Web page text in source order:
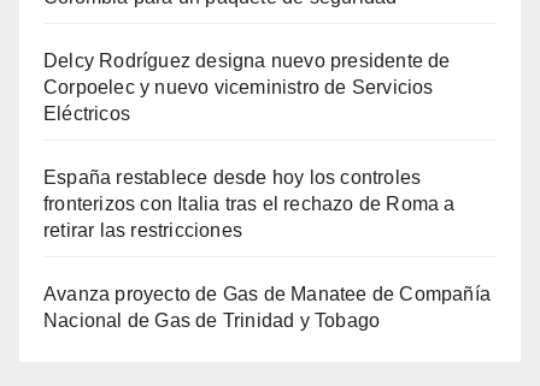
Delcy Rodríguez designa nuevo presidente de
Corpoelec y nuevo viceministro de Servicios
Eléctricos
España restablece desde hoy los controles
fronterizos con Italia tras el rechazo de Roma a
retirar las restricciones
Avanza proyecto de Gas de Manatee de Compañía
Nacional de Gas de Trinidad y Tobago